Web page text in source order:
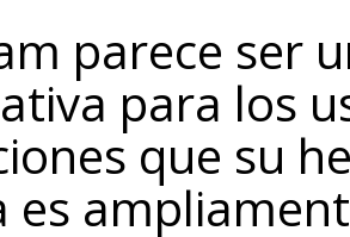
parece ser
para los
que su
es